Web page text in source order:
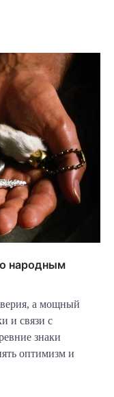
народным
а мощный
и связи с
знаки
оптимизм и